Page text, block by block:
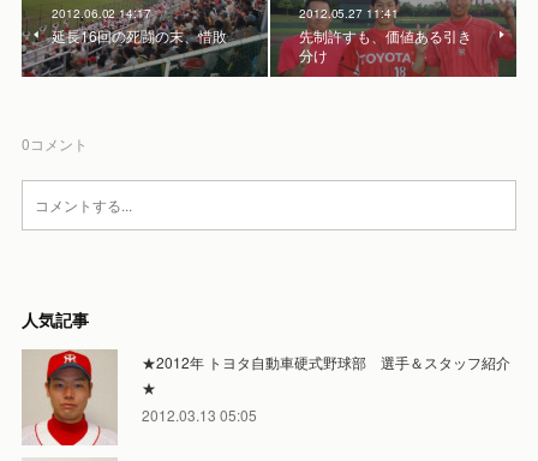
2012.06.02 14:17
延長16回の死闘の末、惜敗
2012.05.27 11:41
先制許すも、価値ある引き
分け
0コメント
人気記事
★2012年 トヨタ自動車硬式野球部 選手＆スタッフ紹介
★
2012.03.13 05:05